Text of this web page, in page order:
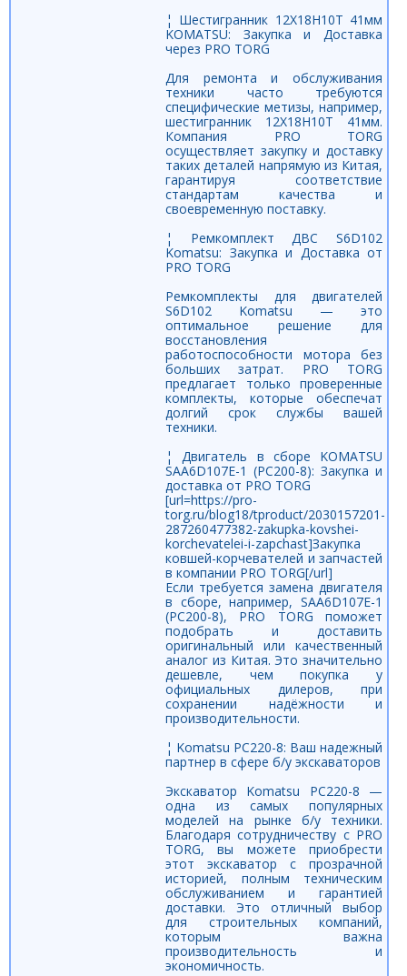
¦ Шестигранник 12Х18Н10Т 41мм
KOMATSU: Закупка и Доставка
через PRO TORG
Для ремонта и обслуживания
техники часто требуются
специфические метизы, например,
шестигранник 12Х18Н10Т 41мм.
Компания PRO TORG
осуществляет закупку и доставку
таких деталей напрямую из Китая,
гарантируя соответствие
стандартам качества и
своевременную поставку.
¦ Ремкомплект ДВС S6D102
Komatsu: Закупка и Доставка от
PRO TORG
Ремкомплекты для двигателей
S6D102 Komatsu — это
оптимальное решение для
восстановления
работоспособности мотора без
больших затрат. PRO TORG
предлагает только проверенные
комплекты, которые обеспечат
долгий срок службы вашей
техники.
¦ Двигатель в сборе KOMATSU
SAA6D107E-1 (PC200-8): Закупка и
доставка от PRO TORG
[url=https://pro-
torg.ru/blog18/tproduct/2030157201-
287260477382-zakupka-kovshei-
korchevatelei-i-zapchast]Закупка
ковшей-корчевателей и запчастей
в компании PRO TORG[/url]
Если требуется замена двигателя
в сборе, например, SAA6D107E-1
(PC200-8), PRO TORG поможет
подобрать и доставить
оригинальный или качественный
аналог из Китая. Это значительно
дешевле, чем покупка у
официальных дилеров, при
сохранении надёжности и
производительности.
¦ Komatsu PC220-8: Ваш надежный
партнер в сфере б/у экскаваторов
Экскаватор Komatsu PC220-8 —
одна из самых популярных
моделей на рынке б/у техники.
Благодаря сотрудничеству с PRO
TORG, вы можете приобрести
этот экскаватор с прозрачной
историей, полным техническим
обслуживанием и гарантией
доставки. Это отличный выбор
для строительных компаний,
которым важна
производительность и
экономичность.